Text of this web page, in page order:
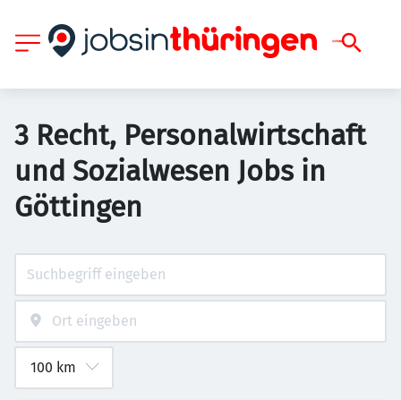
3 Recht, Personalwirtschaft
und Sozialwesen Jobs in
Göttingen